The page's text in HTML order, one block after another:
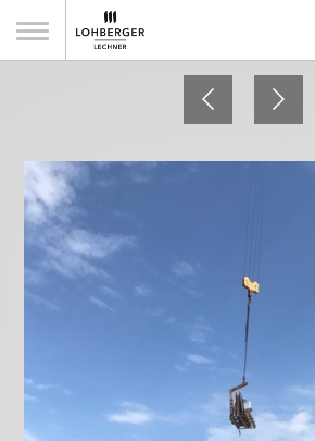
Wellnesshotel